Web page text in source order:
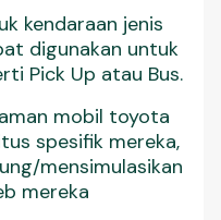
kendaraan jenis
digunakan untuk
Pick Up atau Bus.
mobil toyota
spesifik mereka,
mensimulasikan
mereka